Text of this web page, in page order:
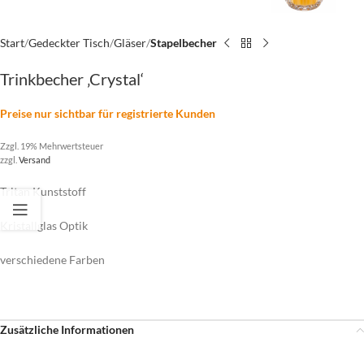
Start Gedeckter Tisch Gläser Stapelbecher
Trinkbecher ‚Crystal‘
Preise nur sichtbar für registrierte Kunden
Zzgl. 19% Mehrwertsteuer
zzgl. Versand
Tritan Kunststoff
Kristallglas Optik
verschiedene Farben
Zusätzliche Informationen